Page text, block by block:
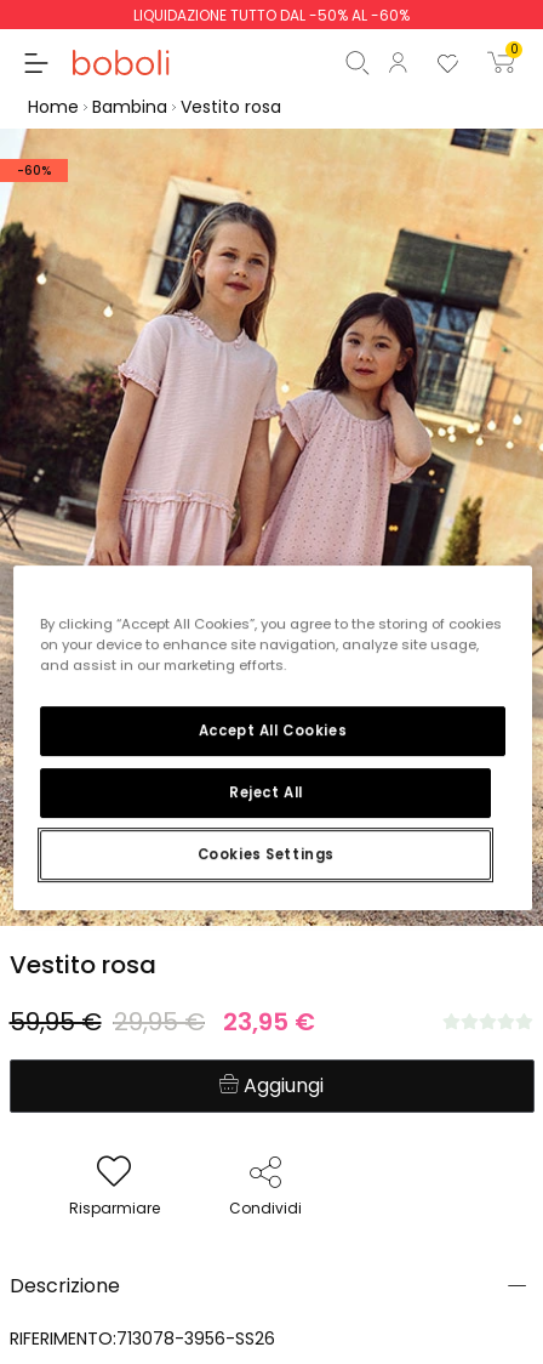
LIQUIDAZIONE TUTTO DAL -50% AL -60%
0
Totale parziale
Totale 0,00 €
Continua Inizio ordine
Home Bambina Vestito rosa
-60%
Vestito rosa
59,95 € 29,95 € 23,95 €
Aggiungi
Risparmiare Condividi
Descrizione
RIFERIMENTO:713078-3956-SS26
By clicking “Accept All Cookies”, you agree to the storing of cookies
on your device to enhance site navigation, analyze site usage,
and assist in our marketing efforts.
Cookies Settings
Reject All
Accept All Cookies